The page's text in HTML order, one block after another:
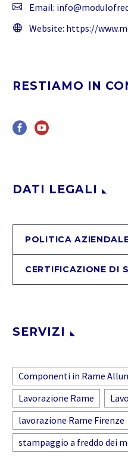
Email:
Website: https://
RESTIAMO IN
DATI LEGALI
POLITICA
CERTIFICAZIONE DI
SERVIZI
Componenti in Rame
Lavorazione Rame
lavorazione Rame Firenze
stampaggio a freddo dei